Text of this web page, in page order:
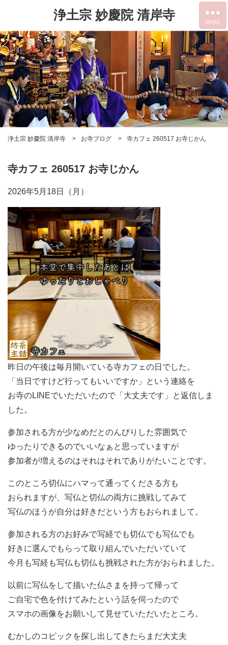
浄土宗 妙慶院 清岸寺
浄土宗 妙慶院 清岸寺 お寺ブログ 寺カフェ 260517 お寺じかん
寺カフェ 260517 お寺じかん
2026年5月18日（月）
昨日の午後は毎月開いている寺カフェの日でした。
「当日ですけど行ってもいいですか」という連絡を
お寺のLINEでいただいたので「大丈夫です」と返信しま
した。
参加される方が少なめだとのんびりした雰囲気で
ゆったりできるのでいいなぁと思っていますが
参加者が増えるのはそれはそれでありがたいことです。
このところ切仏にハマって通ってくださる方も
おられますが、写仏と切仏の両方に挑戦してみて
写仏のほうが自分は好きだという方もおられまして。
参加される方のお好みで写経でも切仏でも写仏でも
好きに選んでもらって取り組んでいただいていて
今月も写経も写仏も切仏も挑戦された方がおられました。
以前に写仏をして描いた仏さまを持って帰って
ご自宅で色を付けてみたという話を伺ったので
スマホの画像をお願いして見せていただいたところ。
むかしのコピックを探し出してきたらまだ大丈夫